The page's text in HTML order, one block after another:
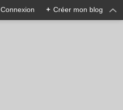
Connexion + Créer mon blog